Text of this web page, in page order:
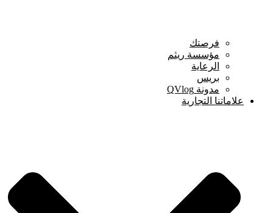
فرصتك
مؤسسة ريثم
الرعاية
بريس
مدونة QVlog
علاماتنا التجارية